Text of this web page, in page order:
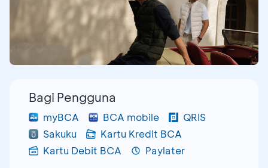
Bagi Pengguna
myBCA BCA mobile
QRIS
Sakuku
Kartu Kredit BCA
Kartu Debit BCA
Paylater